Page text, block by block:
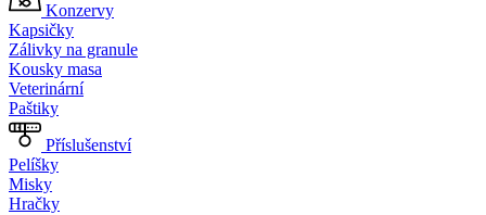
Konzervy
Kapsičky
Zálivky na granule
Kousky masa
Veterinární
Paštiky
Příslušenství
Pelíšky
Misky
Hračky